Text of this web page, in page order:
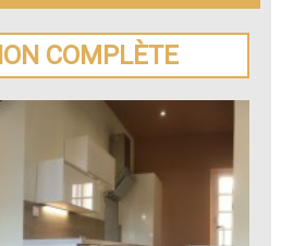
COMPLÈTE